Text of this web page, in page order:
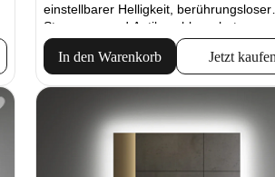
einstellbarer Helligkeit, berührungsloser
Steuerung und Antibeschlagschutz.
In den Warenkorb Jetzt kaufen